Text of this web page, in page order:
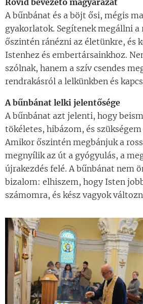
Rövid bevezető magyarázat
A bűnbánat és a böjt ősi, mégis
gyakorlatok. Segítenek megállni a
őszintén ránézni az életünkre, és
Istenhez és embertársainkhoz.
szólnak, hanem a szív csendes
rendrakásról a lelkünkben és
A bűnbánat lelki jelentősége
A bűnbánat azt jelenti, hogy
tökéletes, hibázom, és
Amikor őszintén megbánjuk a
megnyílik az út a gyógyulás, a
újrakezdés felé. A bűnbánat nem
bizalom: elhiszem, hogy Isten
számomra, és kész vagyok